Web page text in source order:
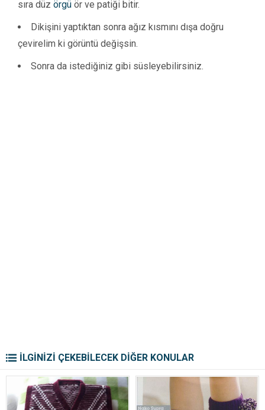
sıra düz örgü ör ve patiği bitir.
Dikişini yaptıktan sonra ağız kısmını dışa doğru
çevirelim ki görüntü değişsin.
Sonra da istediğiniz gibi süsleyebilirsiniz.
İLGİNİZİ ÇEKEBİLECEK DİĞER KONULAR